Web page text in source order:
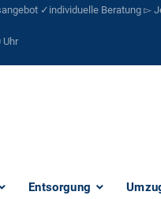
✓individuelle Beratung ▻
Uhr
Entsorgung